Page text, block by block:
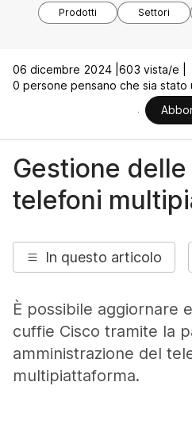
Prodotti Settori
06 dicembre 2024 | 603 vista/e |
0 persone pensano che sia stato
Gestione
telefoni
In questo articolo
È possibile aggiornare
cuffie Cisco tramite la
amministrazione del
multipiattaforma.